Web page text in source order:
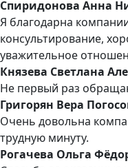
Спиридонова Анна
Я благодарна
консультирование,
уважительное
Князева Светлана
Не первый раз
Григорян Вера
Очень довольна
трудную минуту.
Рогачева Ольга